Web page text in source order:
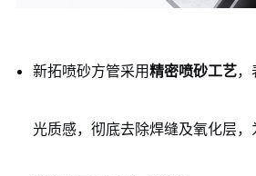
新拓喷砂方管采用精密喷砂工艺，
光质感，彻底去除焊缝及氧化层